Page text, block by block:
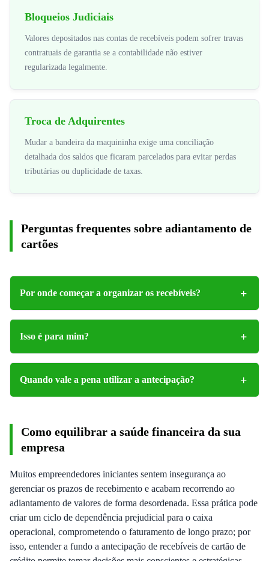
Bloqueios Judiciais
Valores depositados nas contas de recebíveis podem sofrer travas
contratuais de garantia se a contabilidade não estiver
regularizada legalmente.
Troca de Adquirentes
Mudar a bandeira da maquininha exige uma conciliação
detalhada dos saldos que ficaram parcelados para evitar perdas
tributárias ou duplicidade de taxas.
Perguntas frequentes sobre adiantamento de
cartões
Por onde começar a organizar os recebíveis?
Isso é para mim?
Quando vale a pena utilizar a antecipação?
Como equilibrar a saúde financeira da sua
empresa
Muitos empreendedores iniciantes sentem insegurança ao
gerenciar os prazos de recebimento e acabam recorrendo ao
adiantamento de valores de forma desordenada. Essa prática pode
criar um ciclo de dependência prejudicial para o caixa
operacional, comprometendo o faturamento de longo prazo; por
isso, entender a fundo a antecipação de recebíveis de cartão de